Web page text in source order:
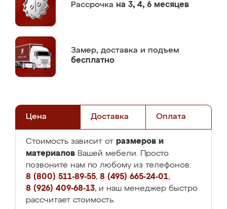
Рассрочка на 3, 4, 6 месяцев
Замер, доставка и подъем
бесплатно
Цена Доставка Оплата
Стоимость зависит от размеров и
материалов Вашей мебели. Просто
позвоните нам по любому из телефонов:
8 (800) 511-89-55, 8 (495) 665-24-01,
8 (926) 409-68-13, и наш менеджер быстро
рассчитает стоимость.